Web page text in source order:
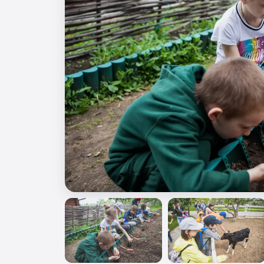
🎓 Выпускные 4 класса
📚 ПО ПРЕДМЕТАМ
Все предметы Литература История